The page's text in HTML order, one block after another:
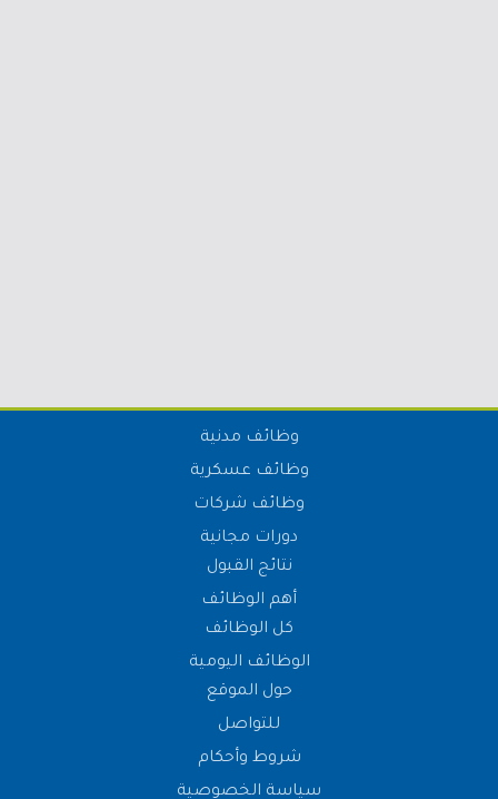
وظائف مدنية
وظائف عسكرية
وظائف شركات
دورات مجانية
نتائج القبول
أهم الوظائف
كل الوظائف
الوظائف اليومية
حول الموقع
للتواصل
شروط وأحكام
سياسة الخصوصية